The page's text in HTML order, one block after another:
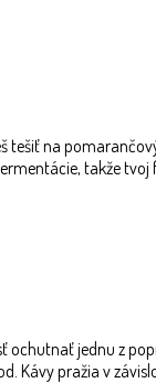
tešiť na
takže
ochutnať jednu z
Kávy pražia v